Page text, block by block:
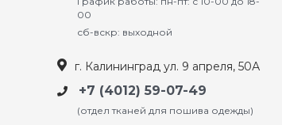
00
сб-вскр: выходной
г. Калининград ул. 9 апреля, 50А
+7 (4012) 59-07-49
(отдел тканей для пошива одежды)